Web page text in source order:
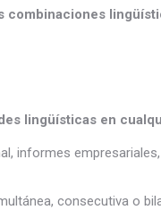
lingüísticas en
informes
consecutiva o